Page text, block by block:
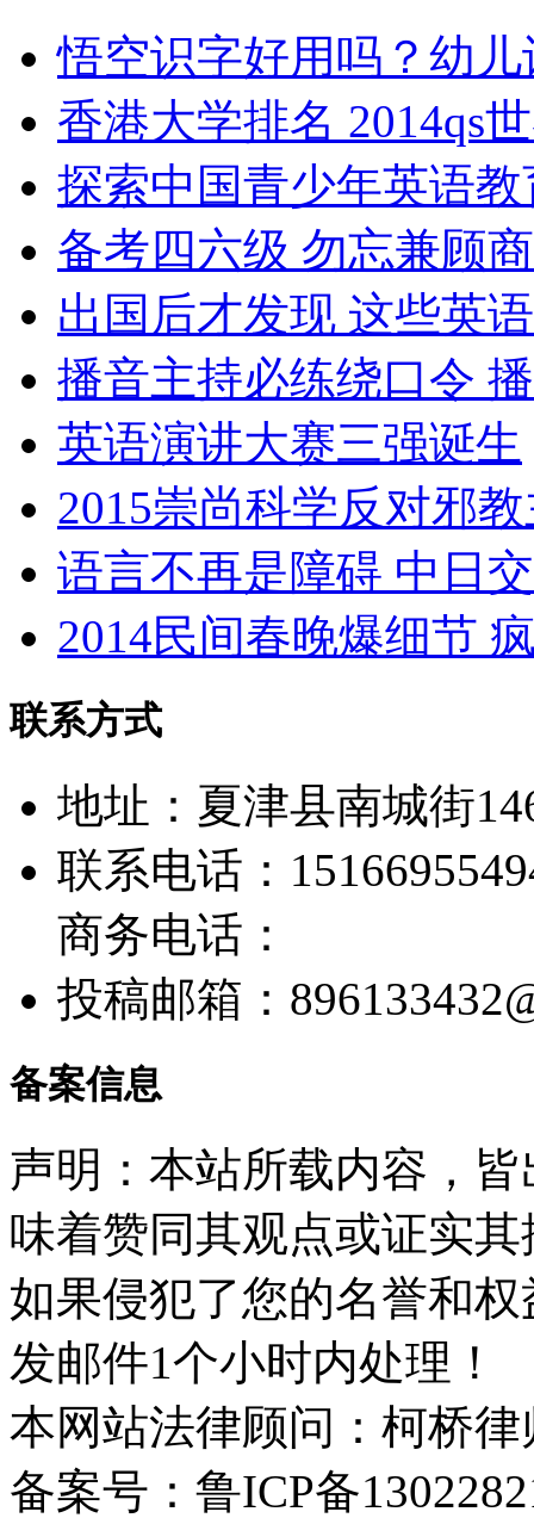
悟空识字好用吗？幼
香港大学排名 2014qs
探索中国青少年英语
备考四六级 勿忘兼顾
出国后才发现 这些英
播音主持必练绕口令
英语演讲大赛三强诞生
2015崇尚科学反对邪
语言不再是障碍 中日
2014民间春晚爆细节
联系方式
地址：夏津县南城街
联系电话：
商务电话：
投稿邮箱：
备案信息
声明：本站所载内容，
味着赞同其观点或证实其
如果侵犯了您的名誉和
发邮件1个小时内处理！
本网站法律顾问：柯桥
备案号：鲁ICP备